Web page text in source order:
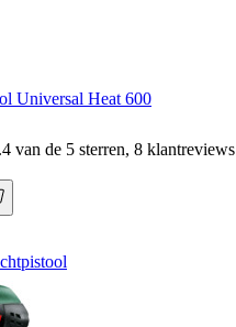
Universal Heat 600
van de 5 sterren, 8 klantreviews